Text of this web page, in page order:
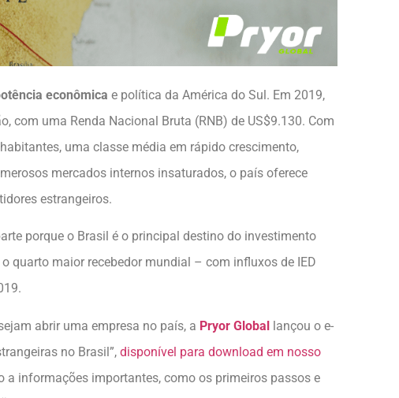
econômica e política da América do Sul. Em 2019,
com uma Renda Nacional Bruta (RNB) de US$9.130. Com
uma classe média em rápido crescimento,
mercados internos insaturados, o país oferece
estrangeiros.
porque o Brasil é o principal destino do investimento
o quarto maior recebedor mundial – com influxos de IED
abrir uma empresa no país, a Pryor Global lançou o e-
no Brasil”, disponível para download em nosso
a informações importantes, como os primeiros passos e